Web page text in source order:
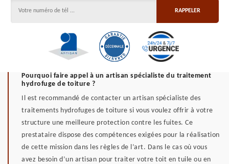
Pourquoi faire appel à un artisan spécialiste du traitement
hydrofuge de toiture ?
Il est recommandé de contacter un artisan spécialiste des
traitements hydrofuges de toiture si vous voulez offrir à votre
structure une meilleure protection contre les fuites. Ce
prestataire dispose des compétences exigées pour la réalisation
de cette mission dans les règles de l’art. Dans le cas où vous
avez besoin d’un artisan pour traiter votre toit en tuile ou en